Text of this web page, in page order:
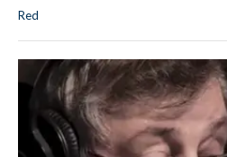
Red